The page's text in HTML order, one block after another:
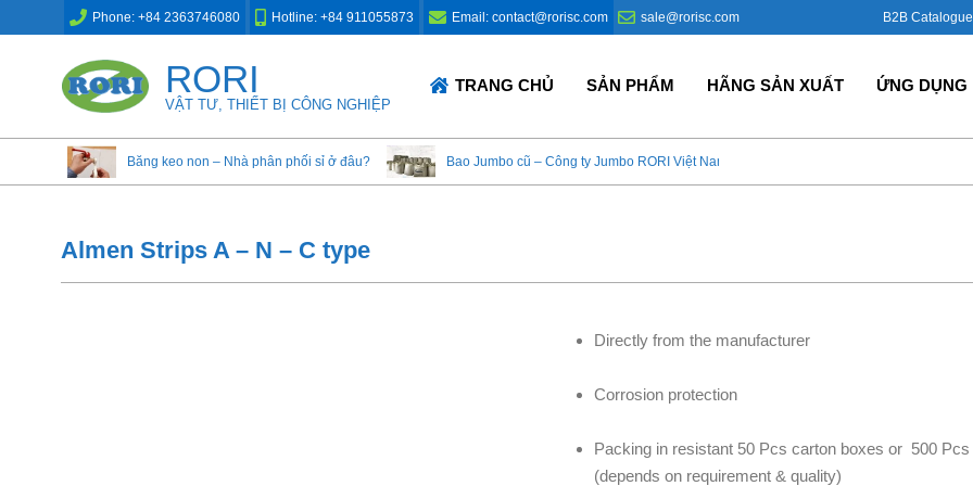
to
Phone: +84 2363746080 Hotline: +84 911055873 Email: contact@rorisc.com sale@rorisc.com B2B Catalogue
RORI
VẬT TƯ, THIẾT BỊ CÔNG NGHIỆP
Primary
TRANG CHỦ SẢN PHẨM HÃNG SẢN XUẤT ỨNG DỤNG
Băng keo non – Nhà phân phối sỉ ở đâu? Bao Jumbo cũ – Công ty Jumbo RORI Việt Nam? Bao Jumbo giá rẻ – Giải
Almen Strips A – N – C type
Directly from the manufacturer
Corrosion protection
Packing in resistant 50 Pcs carton boxes or 500
(depends on requirement & quality)